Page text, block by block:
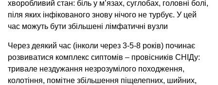
хворобливий стан: біль у м’язах, суглобах, головні болі,
піля яких інфікованого знову нічого не турбує. У цей
час можуть бути збільшені лімфатичні вузли
Через деякий час (інколи через 3-5-8 років) починає
розвиватися комплекс сиптомів – провісників СНІДу:
тривале нездужання незрозумілого походження,
колотіння, помітне збільшення піщелепних, шийних,